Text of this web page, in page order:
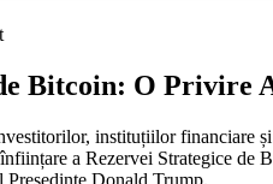
Bitcoin: O Privire
instituțiilor financiare
a Rezervei Strategice de
Președinte Donald Trump.